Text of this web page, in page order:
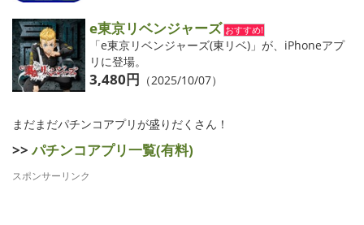
e東京リベンジャーズ おすすめ!
「e東京リベンジャーズ(東リベ)」が、iPhoneアプ
リに登場。
3,480円 （2025/10/07）
まだまだパチンコアプリが盛りだくさん！
>>パチンコアプリ一覧(有料)
スポンサーリンク